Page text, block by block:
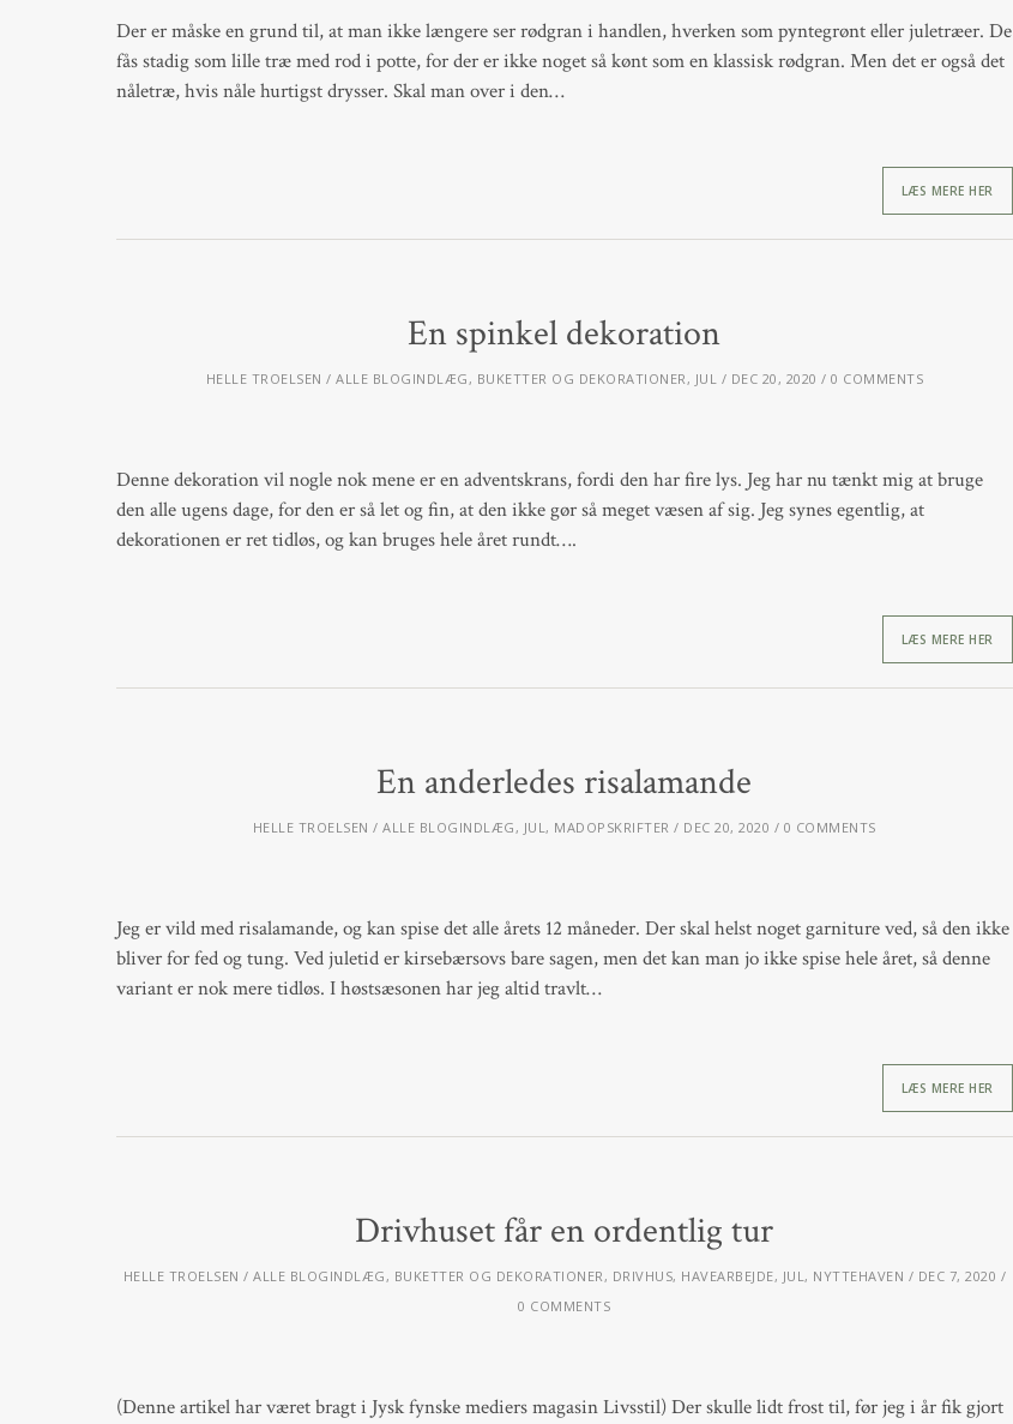
Der er måske en grund til, at man ikke længere ser rødgran i handlen, hverken som pyntegrønt eller juletræer. De
fås stadig som lille træ med rod i potte, for der er ikke noget så kønt som en klassisk rødgran. Men det er også det
nåletræ, hvis nåle hurtigst drysser. Skal man over i den…
LÆS MERE HER
En spinkel dekoration
HELLE TROELSEN ALLE BLOGINDLÆG, BUKETTER OG DEKORATIONER, JUL DEC 20, 2020 0 COMMENTS
Denne dekoration vil nogle nok mene er en adventskrans, fordi den har fire lys. Jeg har nu tænkt mig at bruge
den alle ugens dage, for den er så let og fin, at den ikke gør så meget væsen af sig. Jeg synes egentlig, at
dekorationen er ret tidløs, og kan bruges hele året rundt….
LÆS MERE HER
En anderledes risalamande
HELLE TROELSEN ALLE BLOGINDLÆG, JUL, MADOPSKRIFTER DEC 20, 2020 0 COMMENTS
Jeg er vild med risalamande, og kan spise det alle årets 12 måneder. Der skal helst noget garniture ved, så den ikke
bliver for fed og tung. Ved juletid er kirsebærsovs bare sagen, men det kan man jo ikke spise hele året, så denne
variant er nok mere tidløs. I høstsæsonen har jeg altid travlt…
LÆS MERE HER
Drivhuset får en ordentlig tur
HELLE TROELSEN ALLE BLOGINDLÆG, BUKETTER OG DEKORATIONER, DRIVHUS, HAVEARBEJDE, JUL, NYTTEHAVEN
DEC 7, 2020
0 COMMENTS
(Denne artikel har været bragt i Jysk fynske mediers magasin Livsstil) Der skulle lidt frost til, før jeg i år fik gjort